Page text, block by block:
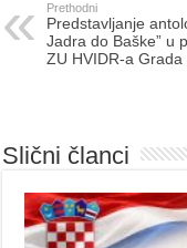
Prethodni
Predstavljanje
Jadra do Baške” u
ZU HVIDR-a Grada
Slični članci